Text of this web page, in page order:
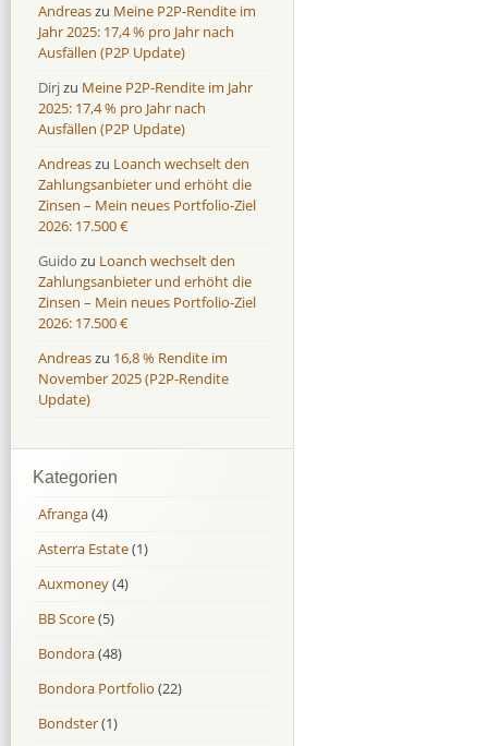
Andreaszu Meine P2P-Rendite im
Jahr 2025: 17,4 % pro Jahr nach
Ausfällen (P2P Update)
Dirjzu Meine P2P-Rendite im Jahr
2025: 17,4 % pro Jahr nach
Ausfällen (P2P Update)
Andreaszu Loanch wechselt den
Zahlungsanbieter und erhöht die
Zinsen – Mein neues Portfolio-Ziel
2026: 17.500 €
Guido zu Loanch wechselt den
Zahlungsanbieter und erhöht die
Zinsen – Mein neues Portfolio-Ziel
2026: 17.500 €
Andreaszu 16,8 % Rendite im
November 2025 (P2P-Rendite
Update)
Kategorien
Afranga(4)
Asterra Estate(1)
Auxmoney(4)
BB Score(5)
Bondora(48)
Bondora Portfolio (22)
Bondster(1)